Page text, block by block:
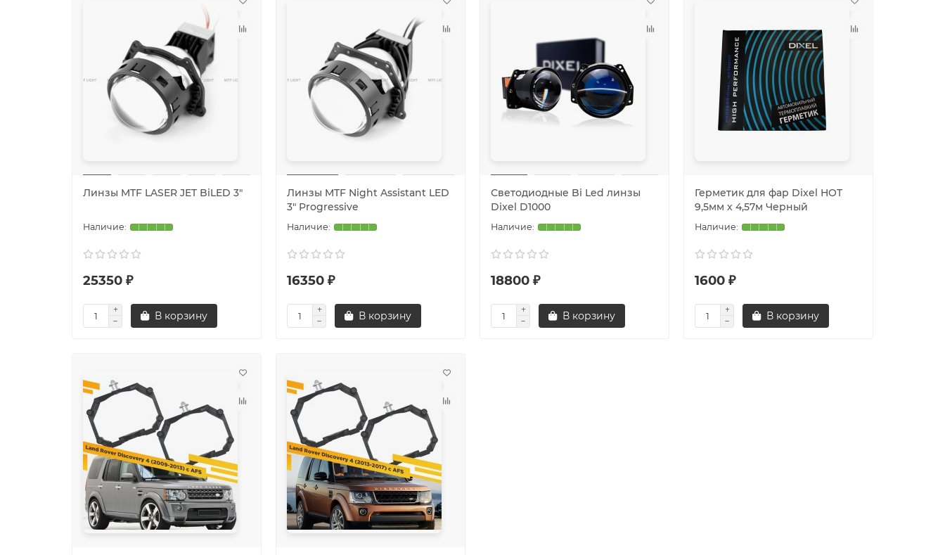
Линзы MTF LASER JET BiLED 3″
25350 ₽
В корзину
Линзы MTF Night Assistant LED
3″ Progressive
16350 ₽
В корзину
Светодиодные Bi Led линзы
Dixel D1000
18800 ₽
В корзину
Герметик для фар Dixel HOT
9,5мм х 4,57м Черный
1600 ₽
В корзину